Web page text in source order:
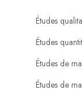
Études
Études
Études de
Études de